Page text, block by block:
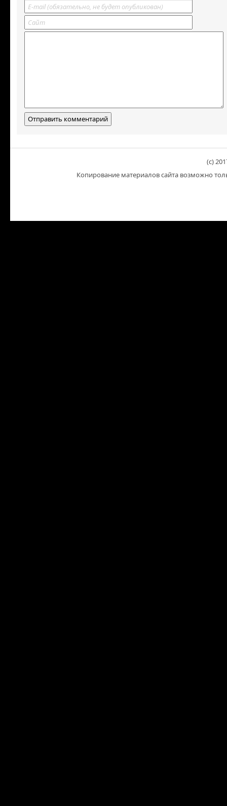
(c)
Копирование материалов сайта возможно